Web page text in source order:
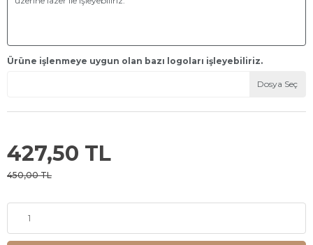
Ürüne işlenmeye uygun olan bazı logoları işleyebiliriz.
Dosya Seç
427,50 TL
450,00 TL